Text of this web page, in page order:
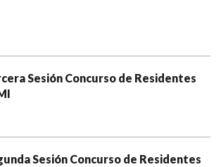
Sesión Concurso de Residentes
Sesión Concurso de Residentes